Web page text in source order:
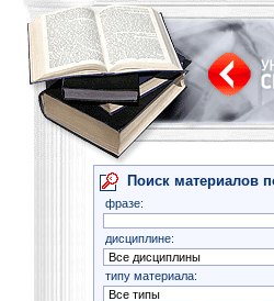
Поиск материалов
фразе:
дисциплине:
типу материала: